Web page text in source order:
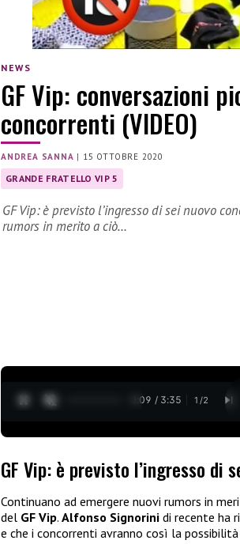
NEWS
GF Vip: conversazioni
concorrenti (VIDEO)
ANDREA SANNA | 15 OTTOBRE 2020
GRANDE FRATELLO VIP 5
GF Vip: è previsto l’ingresso di sei nuovo
rumors in merito a ciò…
0:10 / 3:35 1 /2
GF Vip: è previsto l’ingresso di
Continuano ad emergere nuovi rumors in
del GF Vip. Alfonso Signorini di recente ha
e che i concorrenti avranno così la